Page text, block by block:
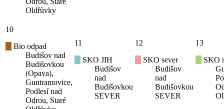
Oldřůvky
10
Bio odpad
Budišov nad
Budišovkou
(Opava),
Guntramovice,
Podlesí nad
Odrou, Staré
11
SKO JIH
Budišov
nad
Budišovkou
SEVER
12
SKO sever
Budišov
nad
Budišovkou
SEVER
13
SKO